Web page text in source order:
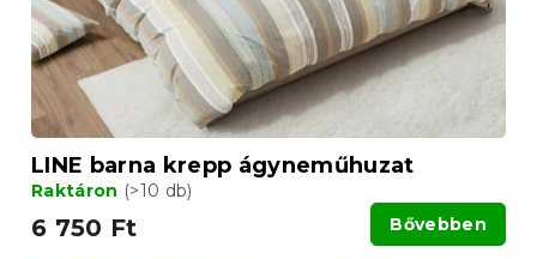
LINE barna krepp ágyneműhuzat
Raktáron (>10 db)
6 750 Ft Bővebben